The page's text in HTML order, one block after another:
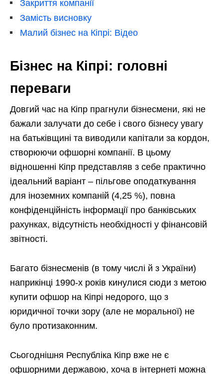
Закриття компанії
Замість висновку
Малий бізнес на Кіпрі: Відео
Бізнес на Кіпрі: головні
переваги
Довгий час на Кіпр прагнули бізнесмени, які не
бажали залучати до себе і свого бізнесу увагу
на батьківщині та виводили капітали за кордон,
створюючи офшорні компанії. В цьому
відношенні Кіпр представляв з себе практично
ідеальний варіант – пільгове оподаткування
для іноземних компаній (4,25 %), повна
конфіденційність інформації про банківських
рахунках, відсутність необхідності у фінансовій
звітності.
Багато бізнесменів (в тому числі й з України)
наприкінці 1990-х років кинулися сюди з метою
купити офшор на Кіпрі недорого, що з
юридичної точки зору (але не моральної) не
було протизаконним.
Сьогоднішня Республіка Кіпр вже не є
офшорними державою, хоча в інтернеті можна